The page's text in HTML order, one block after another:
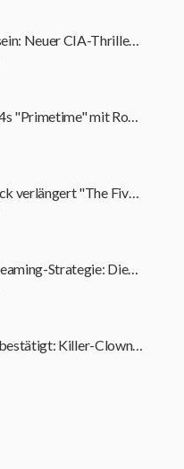
Joel Kinnaman jagt Saddam Hussein: Neuer CIA-Thriller startet bereits im September
Alles für die Quote: Trailer zu A24s "Primetime" mit Robert Pattinson ist online
Rekordhit statt Miniserie: Peacock verlängert "The Five-Star Weekend" überraschend um Staffel 2
Netflix bricht mit der eigenen Streaming-Strategie: Dieser Film bleibt rekordverdächtig lange im Kino
"Clown in a Cornfield 2" offiziell bestätigt: Killer-Clown kehrt zurück